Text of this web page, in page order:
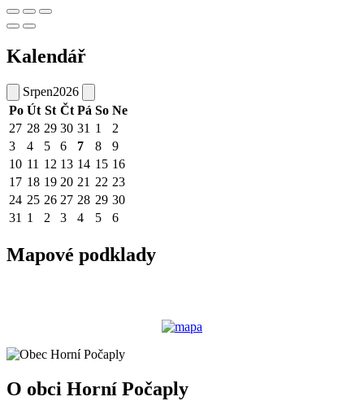
Kalendář
Srpen2026
Po Út St Čt Pá So Ne
27 28 29 30 31 1
2
3
4 5 6 7 8
9
10 11 12 13 14 15 16
17 18 19 20 21 22 23
24 25 26 27 28 29 30
31 1 2 3 4 5 6
Mapové podklady
O obci Horní Počaply